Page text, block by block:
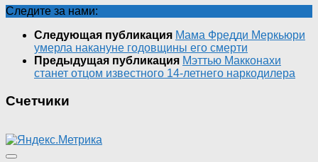
Следите за нами:
Следующая публикация Мама Фредди Меркьюри
умерла накануне годовщины его смерти
Предыдущая публикация Мэттью Макконахи
станет отцом известного 14-летнего наркодилера
Счетчики